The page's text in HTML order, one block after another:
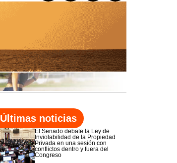
Últimas noticias
El Senado debate la Ley de
Inviolabilidad de la Propiedad
Privada en una sesión con
conflictos dentro y fuera del
Congreso